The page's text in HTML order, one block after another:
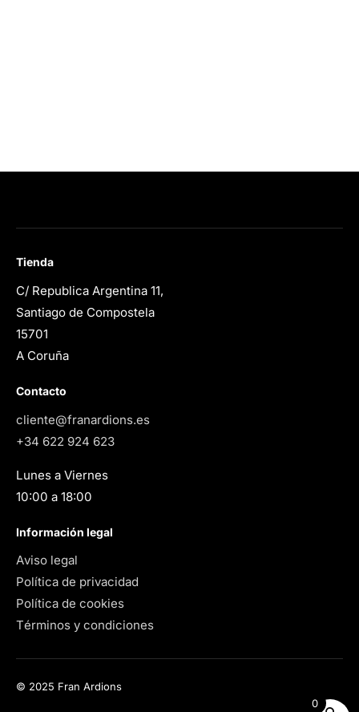
Tienda
C/ Republica Argentina 11,
Santiago de Compostela
15701
A Coruña
Contacto
cliente@franardions.es
+34 622 924 623
Lunes a Viernes
10:00 a 18:00
Información legal
Aviso legal
Política de privacidad
Política de cookies
Términos y condiciones
© 2025 Fran Ardions
0